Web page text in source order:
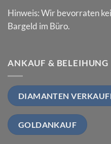
Hinweis: Wir bevorraten
Bargeld im Büro.
ANKAUF & BELEIHUNG
DIAMANTEN
GOLDANKAUF